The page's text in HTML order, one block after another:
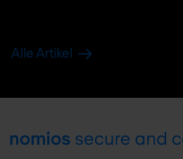
Alle Artikel
Footer